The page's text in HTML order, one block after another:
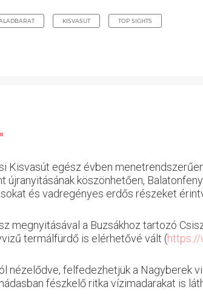
KISVASUT TOP SIGHTS
Kisvasút egész évben
újranyitásának köszönhetően,
és vadregényes erdős részeket
megnyitásával a Buzsákhoz tartozó
termálfürdő is elérhetővé vált (
nézelődve, felfedezhetjük a Nagyberek
fészkelő ritka vízimadarakat is